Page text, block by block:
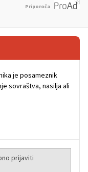
Priporoča
je posameznik
sovraštva, nasilja ali